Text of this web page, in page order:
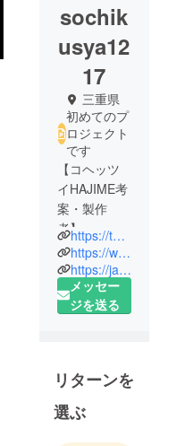
sochik
usya12
17
三重県
初めてのプ
ロジェクト
です
【コヘッツ
イHAJIME考
案・製作
者】
蒼築舎株式
会社 専務
取締役 松
木 一真
市工業高校
建築科を卒
業
https://tutikabe.net/
https://www.instagram.com/kazu.gon/
https://ja-jp.facebook.com/souchikusya/
メッセー
ジを送る
リターンを
選ぶ